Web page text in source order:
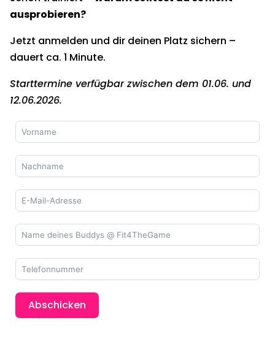
ausprobieren?
Jetzt anmelden und dir deinen Platz sichern –
dauert ca. 1 Minute.
Starttermine verfügbar zwischen dem 01.06. und
12.06.2026.
Abschicken